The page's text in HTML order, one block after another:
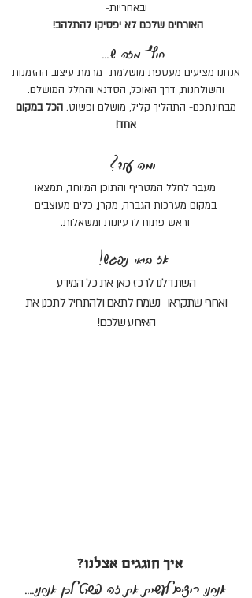
ובאחריות-
האורחים שלכם לא יפסיקו להתלהב!
חוץ מזה ש...
אנחנו מציעים מעטפת מושלמת- מרמת עיצוב ההזמנות
והשולחנות, דרך האוכל, הסדנא והחלל המושלם.
מבחינתכם- התהליך קליל, מושלם ופשוט. הכל במקום
אחד!
אז בואו ניפגש!
השתדלנו לרכז כאן את כל המידע
ואחרי שתקראו- נשמח לתאם ולהתחיל לתכנן את
האירוע שלכם!
ומה עוד?
מעבר לחלל המטריף והתוכן המיוחד, תמצאו
במקום מערכות הגברה, מקרן, כלים מעוצבים
וראש פתוח לרעיונות ומשאלות.
אנחנו רוצים לעשות את זה פשוטלכן אנחנו....
איך חוגגים אצלנו?